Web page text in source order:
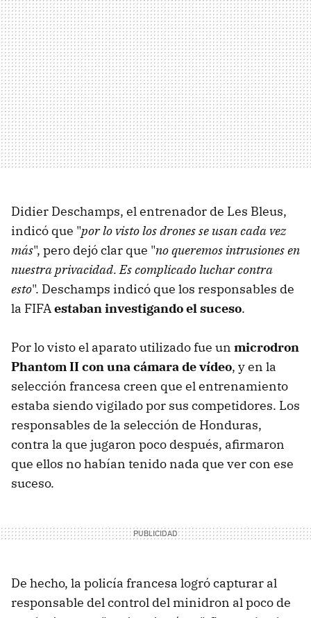
Didier Deschamps, el entrenador de Les Bleus,
indicó que "por lo visto los drones se usan cada vez
más", pero dejó clar que "no queremos intrusiones en
nuestra privacidad. Es complicado luchar contra
esto". Deschamps indicó que los responsables de
la FIFAestaban investigando el suceso.
Por lo visto el aparato utilizado fue un microdron
Phantom II con una cámara de vídeo, y en la
selección francesa creen que el entrenamiento
estaba siendo vigilado por sus competidores. Los
responsables de la selección de Honduras,
contra la que jugaron poco después, afirmaron
que ellos no habían tenido nada que ver con ese
suceso.
De hecho, la policía francesa logró capturar al
responsable del control del minidron al poco de